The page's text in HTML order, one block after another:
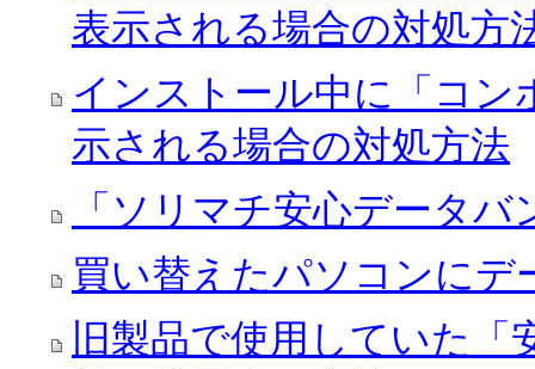
表示される場合の対処方
インストール中に「コ
示される場合の対処方法
「ソリマチ安心データ
買い替えたパソコンにデ
旧製品で使用していた